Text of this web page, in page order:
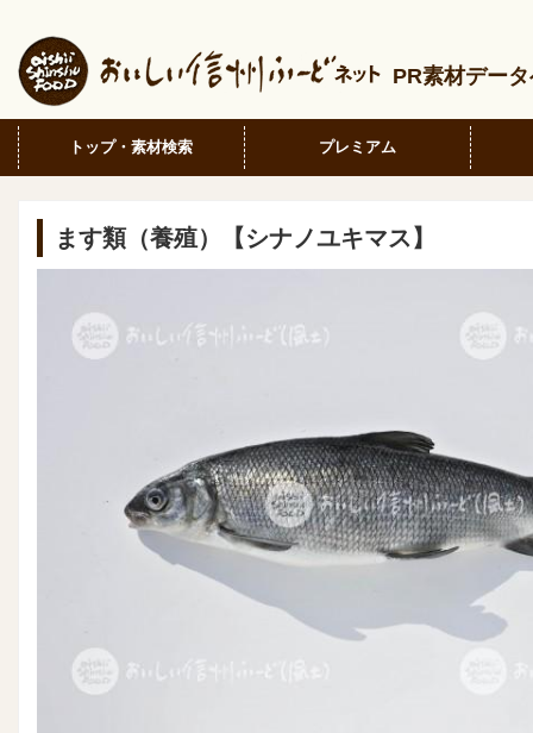
PR素材デー
トップ・素材検索 プレミアム
ます類（養殖）【シナノユキマス】